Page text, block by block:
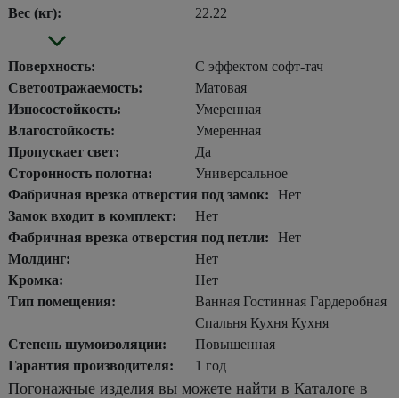
Вес (кг):
22.22
Поверхность:
С эффектом софт-тач
Светоотражаемость:
Матовая
Износостойкость:
Умеренная
Влагостойкость:
Умеренная
Пропускает свет:
Да
Сторонность полотна:
Универсальное
Фабричная врезка отверстия под замок:
Нет
Замок входит в комплект:
Нет
Фабричная врезка отверстия под петли:
Нет
Молдинг:
Нет
Кромка:
Нет
Тип помещения:
Ванная Гостинная Гардеробная
Спальня Кухня Кухня
Степень шумоизоляции:
Повышенная
Гарантия производителя:
1 год
Погонажные изделия вы можете найти в Каталоге в